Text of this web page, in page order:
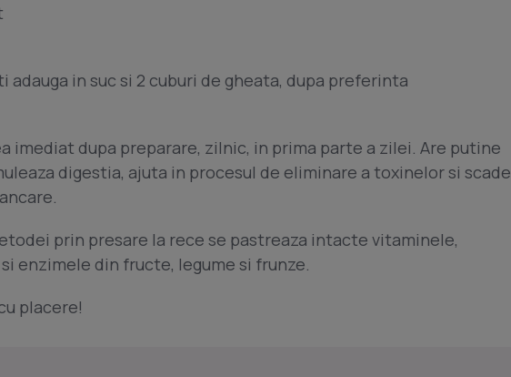
adauga in suc si 2 cuburi de gheata, dupa preferinta
imediat dupa preparare, zilnic, in prima parte a zilei. Are putine
digestia, ajuta in procesul de eliminare a toxinelor si scade
prin presare la rece se pastreaza intacte vitaminele,
enzimele din fructe, legume si frunze.
placere!